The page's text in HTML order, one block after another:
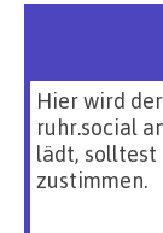
Hier wird
ruhr.social
lädt, solltest
zustimmen.